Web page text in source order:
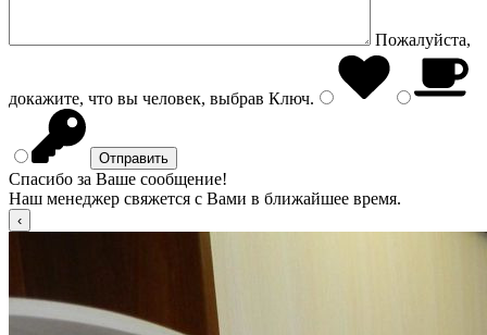
Пожалуйста,
докажите, что вы человек, выбрав Ключ.
Спасибо за Ваше сообщение!
Наш менеджер свяжется с Вами в ближайшее время.